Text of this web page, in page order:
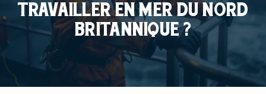
TRAVAILLER EN MER DU NORD
BRITANNIQUE ?